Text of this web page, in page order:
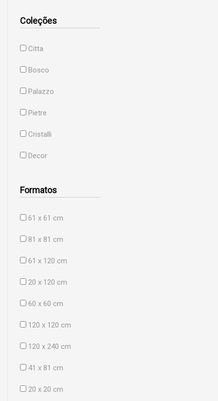
Coleções
Citta
Bosco
Palazzo
Pietre
Cristalli
Decor
Formatos
61 x 61 cm
81 x 81 cm
61 x 120 cm
20 x 120 cm
60 x 60 cm
120 x 120 cm
120 x 240 cm
41 x 81 cm
20 x 20 cm